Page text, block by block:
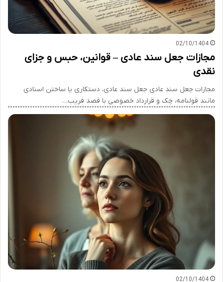
02/10/1404
مجازات جعل سند عادی – قوانین، حبس و جزای
نقدی
مجازات جعل سند عادی جعل سند عادی، دستکاری یا ساختن اسنادی
مانند قولنامه، چک و قرارداد خصوصی با قصد فریب…
02/10/1404